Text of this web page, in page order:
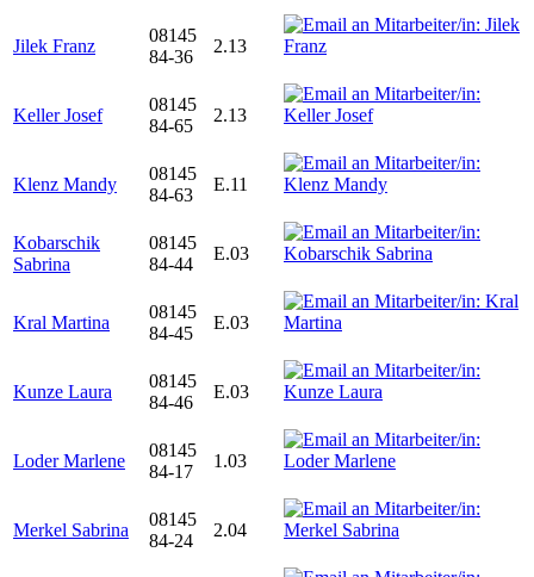
Jilek Franz
08145
84-36
2.13
Keller Josef
08145
84-65
2.13
Klenz Mandy
08145
84-63
E.11
Kobarschik
Sabrina
08145
84-44
E.03
Kral Martina
08145
84-45
E.03
Kunze Laura
08145
84-46
E.03
Loder Marlene
08145
84-17
1.03
Merkel Sabrina
08145
84-24
2.04